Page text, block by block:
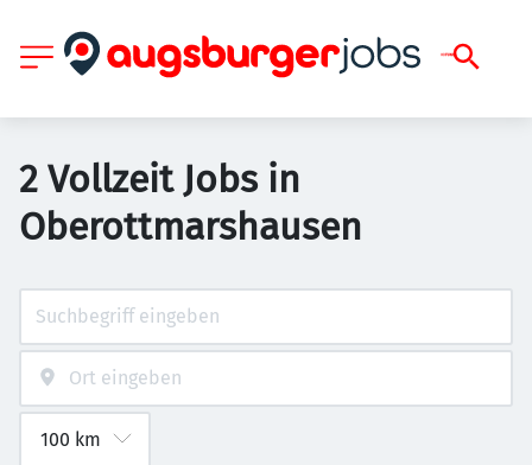
2 Vollzeit Jobs in
Oberottmarshausen